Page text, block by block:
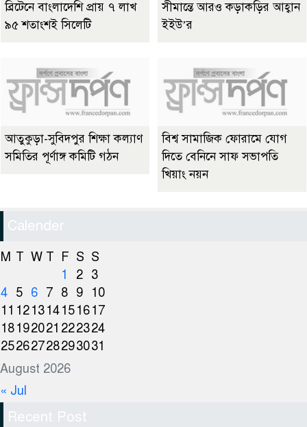
ব্রিটেনে বাংলাদেশি প্রায় ৭ লাখ
৯৫ শতাংশই সিলেটি
সীমান্তে আরও কড়াকড়ির আহ্বান
ইইউ’র
আতুকুড়া-সুবিদপুর শিক্ষা কল্যাণ
সমিতির পূর্ণাঙ্গ কমিটি গঠন
বিশ্ব সামাজিক ফোরামে যোগ
দিতে বেনিনে সাফ সভাপতি
খিয়াং নয়ন
Calender
August 2026
M T W T F S S
1
2 3
4 5 6 7 8 9
10
11 121314151617
18192021 222324
25262728293031
« Jul
Recent Post